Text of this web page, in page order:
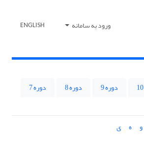
ورود به سامانه ENGLISH
دوره 9 دوره 8
دوره 7
و ه ی